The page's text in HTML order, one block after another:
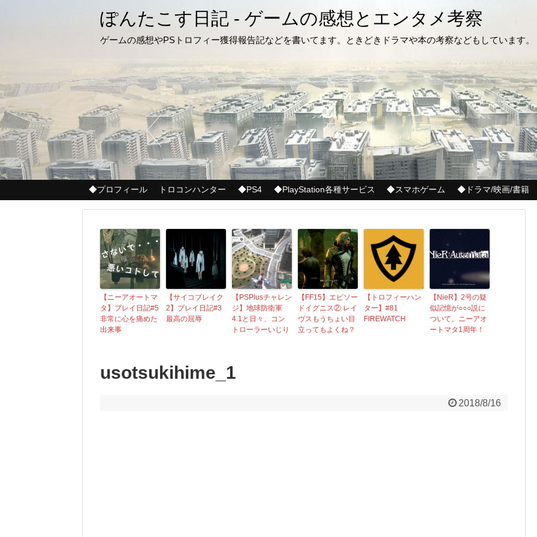
ぽんたこす日記 - ゲームの感想とエンタメ考察
ゲームの感想やPSトロフィー獲得報告記などを書いてます。ときどきドラマや本の考察などもしています。
◆プロフィール トロコンハンター ◆PS4 ◆PlayStation各種サービス ◆スマホゲーム ◆ドラマ/映画/書籍
【ニーアオートマ
タ】プレイ日記#5
非常に心を痛めた
出来事
【サイコブレイク
2】プレイ日記#3
最高の屈辱
【PSPlusチャレン
ジ】地球防衛軍
4.1と日々、コン
トローラーいじり
【FF15】エピソー
ドイグニス② レイ
ヴスもうちょい目
立ってもよくね？
【トロフィーハン
ター】#81
FIREWATCH
【NieR】2号の疑
似記憶が○○○説に
ついて。ニーアオ
ートマタ1周年！
usotsukihime_1
2018/8/16